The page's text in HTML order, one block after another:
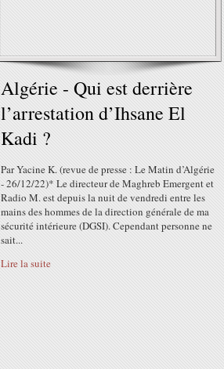
Algérie - Qui est derrière
l’arrestation d’Ihsane El
Kadi ?
Par Yacine K. (revue de presse : Le Matin d’Algérie
- 26/12/22)* Le directeur de Maghreb Emergent et
Radio M. est depuis la nuit de vendredi entre les
mains des hommes de la direction générale de ma
sécurité intérieure (DGSI). Cependant personne ne
sait...
Lire la suite